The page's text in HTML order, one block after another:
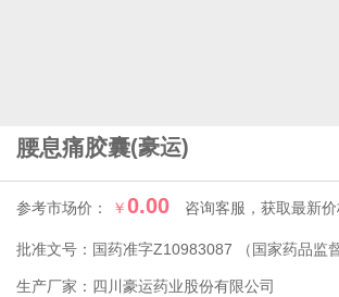
腰息痛胶囊(豪运)
参考市场价： ￥0.00 咨询客服，获取最新价
批准文号： 国药准字Z10983087 （国家药品监
生产厂家： 四川豪运药业股份有限公司